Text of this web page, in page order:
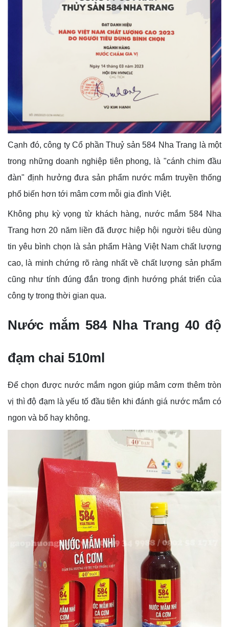
Cạnh đó, công ty Cổ phần Thuỷ sản 584 Nha Trang là một
trong những doanh nghiệp tiên phong, là "cánh chim đầu
đàn" định hưởng đưa sản phẩm nước mắm truyền thống
phổ biến hơn tới mâm cơm mỗi gia đình Việt.
Không phụ kỳ vọng từ khách hàng, nước mắm 584 Nha
Trang hơn 20 năm liền đã được hiệp hội người tiêu dùng
tin yêu bình chọn là sản phẩm Hàng Việt Nam chất lượng
cao, là minh chứng rõ ràng nhất về chất lượng sản phẩm
cũng như tính đúng đắn trong định hướng phát triển của
công ty trong thời gian qua.
Nước mắm 584 Nha Trang 40 độ
đạm chai 510ml
Để chọn được nước mắm ngon giúp mâm cơm thêm tròn
vị thì độ đạm là yếu tố đầu tiên khi đánh giá nước mắm có
ngon và bổ hay không.